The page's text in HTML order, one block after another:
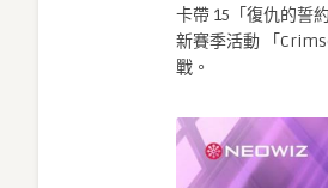
卡帶 15「復仇的誓
新賽季活動 「
戰。